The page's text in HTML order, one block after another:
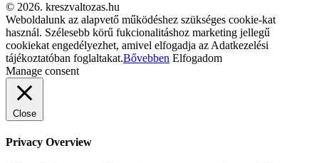
© 2026. kreszvaltozas.hu
Weboldalunk az alapvető működéshez szükséges cookie-kat
használ. Szélesebb körű fukcionalitáshoz marketing jellegű
cookiekat engedélyezhet, amivel elfogadja az Adatkezelési
tájékoztatóban foglaltakat.Bővebben Elfogadom
Manage consent
Close
Privacy Overview